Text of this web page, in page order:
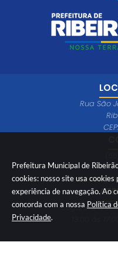
Prefeitura Municipal de
cookies: nosso site usa cookies
experiência de navegação. Ao
concorda com a nossa Política
Privacidade.
Rua São
(66)
Segunda à
13:00 às